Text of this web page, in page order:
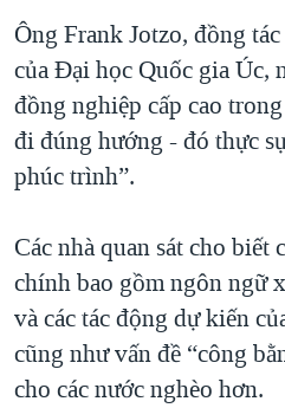
Ông Frank Jotzo, đồng
của Đại học Quốc gia Úc,
đồng nghiệp cấp cao
đi đúng hướng - đó thực
phúc trình”.
Các nhà quan sát cho biết
chính bao gồm ngôn ngữ
và các tác động dự kiến
cũng như vấn đề “công
cho các nước nghèo hơn.